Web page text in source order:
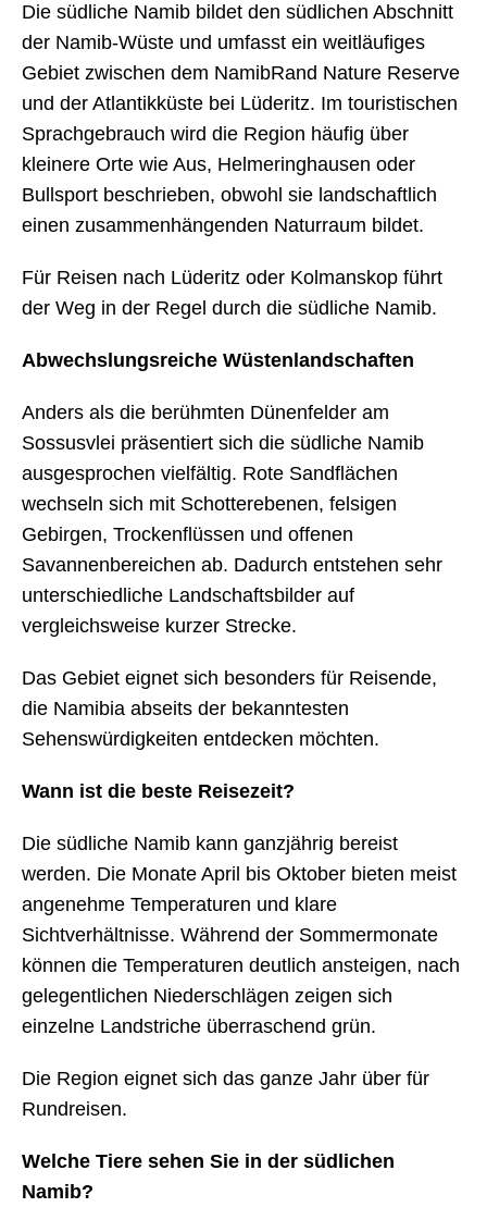
Die südliche Namib bildet den südlichen Abschnitt
der Namib-Wüste und umfasst ein weitläufiges
Gebiet zwischen dem NamibRand Nature Reserve
und der Atlantikküste bei Lüderitz. Im touristischen
Sprachgebrauch wird die Region häufig über
kleinere Orte wie Aus, Helmeringhausen oder
Bullsport beschrieben, obwohl sie landschaftlich
einen zusammenhängenden Naturraum bildet.
Für Reisen nach Lüderitz oder Kolmanskop führt
der Weg in der Regel durch die südliche Namib.
Abwechslungsreiche Wüstenlandschaften
Anders als die berühmten Dünenfelder am
Sossusvlei präsentiert sich die südliche Namib
ausgesprochen vielfältig. Rote Sandflächen
wechseln sich mit Schotterebenen, felsigen
Gebirgen, Trockenflüssen und offenen
Savannenbereichen ab. Dadurch entstehen sehr
unterschiedliche Landschaftsbilder auf
vergleichsweise kurzer Strecke.
Das Gebiet eignet sich besonders für Reisende,
die Namibia abseits der bekanntesten
Sehenswürdigkeiten entdecken möchten.
Wann ist die beste Reisezeit?
Die südliche Namib kann ganzjährig bereist
werden. Die Monate April bis Oktober bieten meist
angenehme Temperaturen und klare
Sichtverhältnisse. Während der Sommermonate
können die Temperaturen deutlich ansteigen, nach
gelegentlichen Niederschlägen zeigen sich
einzelne Landstriche überraschend grün.
Die Region eignet sich das ganze Jahr über für
Rundreisen.
Welche Tiere sehen Sie in der südlichen
Namib?